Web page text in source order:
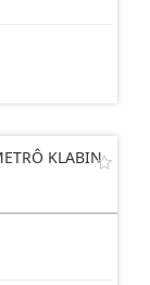
KLABIN